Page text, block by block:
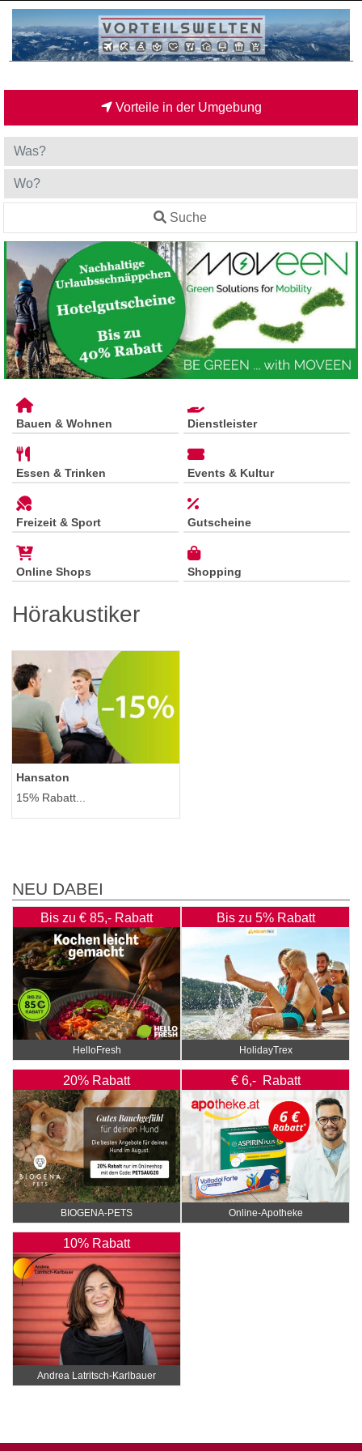
Vorteile in der Umgebung
Suche
Bauen & Wohnen Dienstleister
Essen & Trinken Events & Kultur
Freizeit & Sport Gutscheine
Online Shops Shopping
Hörakustiker
Hansaton
15% Rabatt...
NEU DABEI
Bis zu € 85,- Rabatt
HelloFresh
Bis zu 5% Rabatt
HolidayTrex
20% Rabatt
BIOGENA-PETS
€ 6,- Rabatt
Online‑Apotheke
10% Rabatt
Andrea Latritsch-Karlbauer